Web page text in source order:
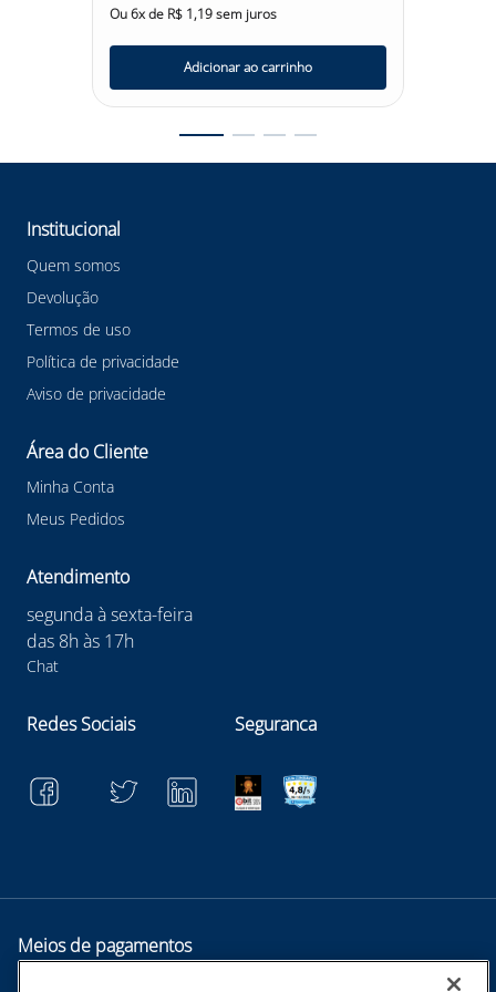
Ou6x de R$ 1,19sem juros
Adicionar ao carrinho
Institucional
Quem somos
Devolução
Termos de uso
Política de privacidade
Aviso de privacidade
Área do Cliente
Minha Conta
Meus Pedidos
Atendimento
segunda à sexta-feira
das 8h às 17h
Chat
Redes Sociais Seguranca
Meios de pagamentos